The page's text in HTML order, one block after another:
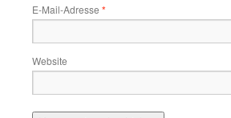
E-Mail-Adresse *
Website